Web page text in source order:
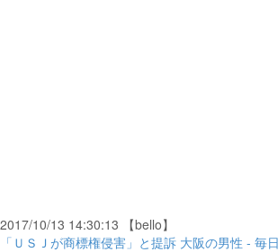
2017/10/13 14:30:13 【bello】
「ＵＳＪが商標権侵害」と提訴 大阪の男性 - 毎